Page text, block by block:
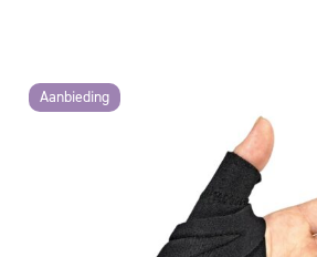
Aanbieding